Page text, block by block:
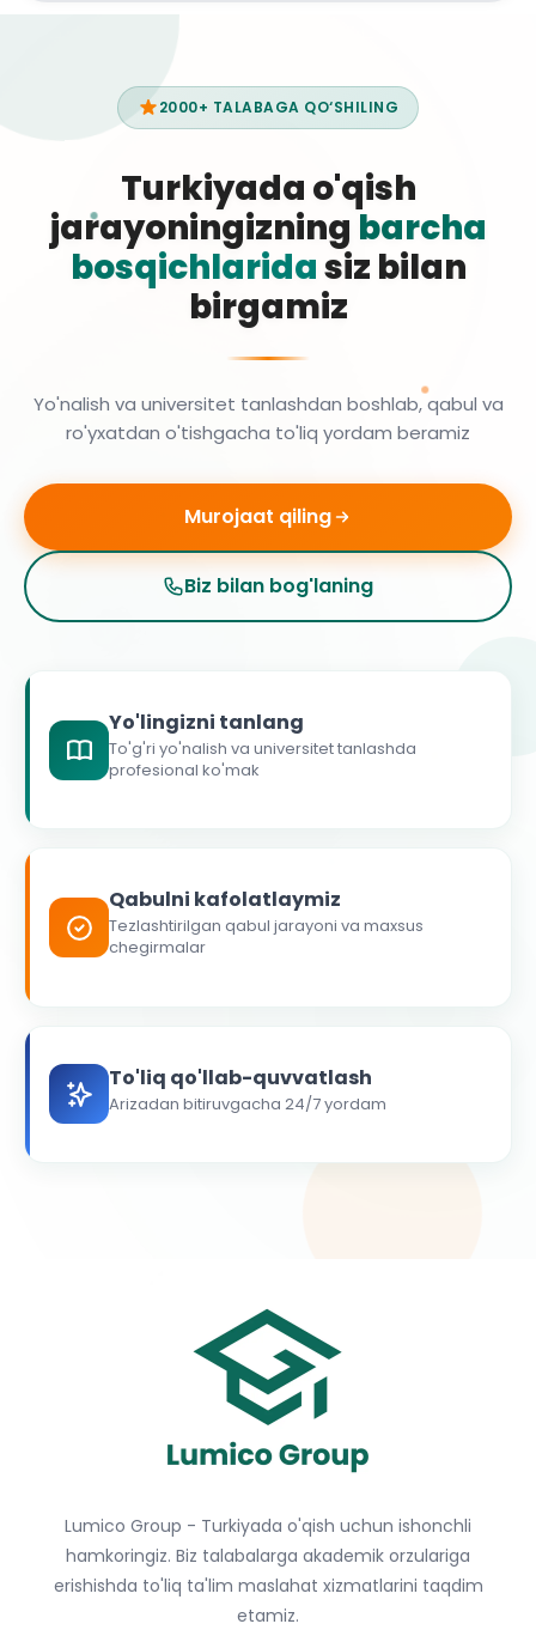
2000+ TALABAGA QO‘SHILING
Turkiyada o'qish
jarayoningizning barcha
bosqichlaridasiz bilan
birgamiz
Yo'nalish va universitet tanlashdan boshlab, qabul va
ro'yxatdan o'tishgacha to'liq yordam beramiz
Murojaat qiling
Biz bilan bog'laning
Yo'lingizni tanlang
To'g'ri yo'nalish va universitet tanlashda
profesional ko'mak
Qabulni kafolatlaymiz
Tezlashtirilgan qabul jarayoni va maxsus
chegirmalar
To'liq qo'llab-quvvatlash
Arizadan bitiruvgacha 24/7 yordam
Lumico Group - Turkiyada o'qish uchun ishonchli
hamkoringiz. Biz talabalarga akademik orzulariga
erishishda to'liq ta'lim maslahat xizmatlarini taqdim
etamiz.